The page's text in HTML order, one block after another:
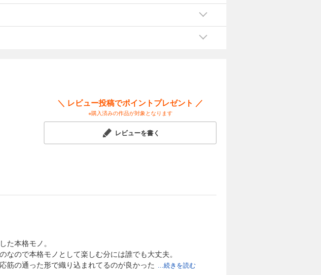
＼ レビュー投稿でポイントプレゼント ／
※購入済みの作品が対象となります
レビューを書く
本格モノ。
ので本格モノとして楽しむ分には誰でも大丈夫。
筋の通った形で織り込まれてるのが良かった ...続きを読む